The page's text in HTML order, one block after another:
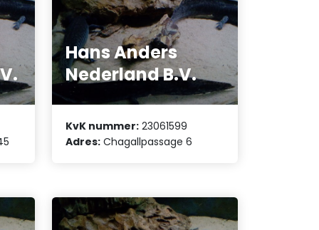
Hans Anders
Nederland B.V.
KvK nummer: 23061599
Adres: Chagallpassage 6